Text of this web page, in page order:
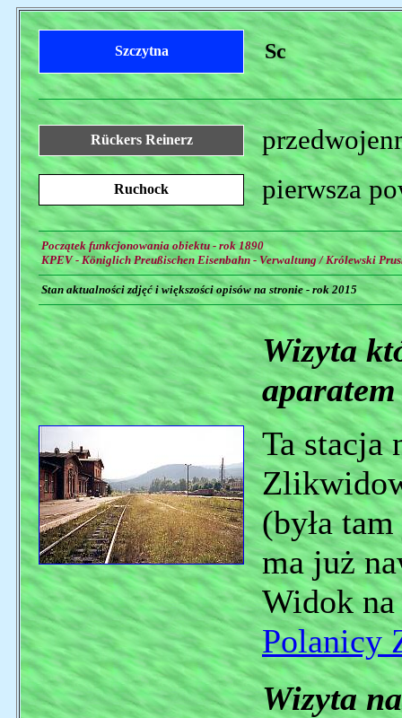
Szczytna Sc
Rückers Reinerz
Ruchock pierwsza
Początek funkcjonowania obiektu - rok 1890
KPEV - Königlich Preußischen Eisenbahn - Verwaltung / Królewski
Stan aktualności zdjęć i większości opisów na stronie - rok 2015
Wizyta
Ta stacja
(była
ma już
Widok
Polanicy
Wizyta